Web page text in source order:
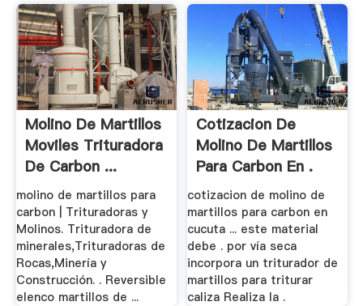
Molino De Martillos
Moviles Trituradora
De Carbon ...
molino de martillos para
carbon | Trituradoras y
Molinos. Trituradora de
minerales,Trituradoras de
Rocas,Minería y
Construcción. . Reversible
elenco martillos de ...
Cotizacion De
Molino De Martillos
Para Carbon En .
cotizacion de molino de
martillos para carbon en
cucuta ... este material
debe . por vía seca
incorpora un triturador de
martillos para triturar
caliza Realiza la .